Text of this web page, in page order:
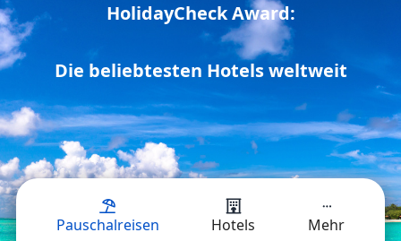
HolidayCheck Award:
Die beliebtesten Hotels weltweit
Pauschalreisen Hotels Mehr